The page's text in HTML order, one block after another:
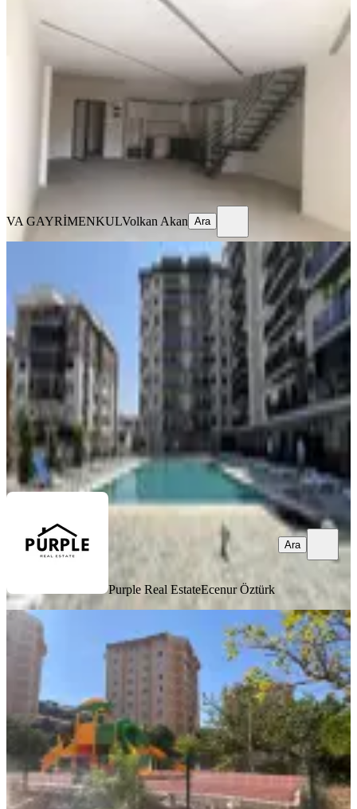
Va 1 - İzmir Menemen Koyundere
Loft Garden Sitesi Dublex Daire
Menemen, Gazi Mahallesi
31.07.2026
8.575.000 ₺
VA GAYRİMENKUL Volkan Akan
VA GAYRİMENKULVolkan Akan Ara
North City'de Kiracısız 3+1 Satılık
Menemen, Gazi Mahallesi
3+1
106 m² Düz Giriş (Zemin)·26.07.2026
4.600.000 ₺
Purple Real Estate Ecenur Öztürk
Ara
Purple Real EstateEcenur Öztürk
Ara
BALKONLU
Menemen Ahıska Tokı Evleri 2+1
Krediye Uygun Satılık Daıre
Menemen, Gazi Mahallesi
2+1
·90 m² · Yüksek giriş 26.07.2026
3.200.000 ₺
RE/MAX TARGETGülşah Koçbulut